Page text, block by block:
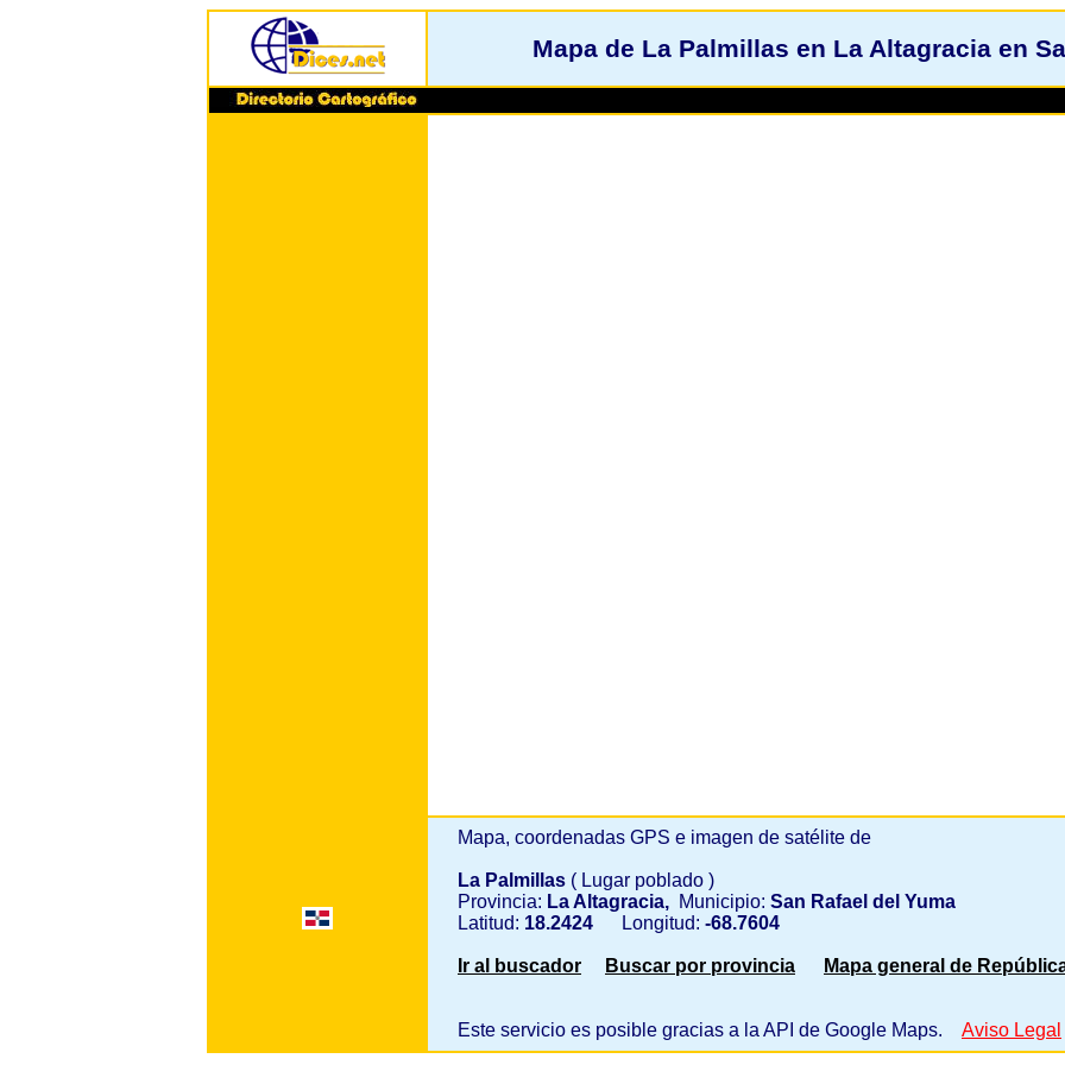
Mapa de La Palmillas en La Altagracia en
Mapa, coordenadas GPS e imagen de satélite de
La Palmillas ( Lugar poblado )
Provincia: La Altagracia, Municipio: San Rafael del Yuma
Latitud: 18.2424 Longitud: -68.7604
Ir al buscador Buscar por provincia Mapa general de
Este servicio es posible gracias a la API de Google Maps. Aviso Legal